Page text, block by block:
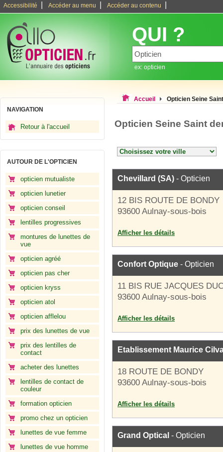
Accessibilité Accéder au menu Accéder au contenu
QUI ?
ex: opticien
NAVIGATION
Retour à l'accueil
AUTOUR DE L'OPTICIEN
opticien mutualiste
opticien lunetier
opticien conseil
lentilles progressives
montures de lunettes de
vue
opticien agréé
opticien pas cher
opticien kryss
opticien atol
opticien afflelou
prix des lunettes de vue
prix des lentilles de
contact
acheter des lunettes
lentilles de contact de
couleur
formation opticien
promo chez un opticien
lunettes de vue femme
lunettes de vue homme
Accueil Opticien Seine
Opticien Seine Saint
Chevillard (SA) - Opticien
12 BIS ROUTE DE BONDY
93600 Aulnay-sous-bois
Afficher les détails
Confort Optique - Opticien
11 BIS RUE JACQUES
93600 Aulnay-sous-bois
Afficher les détails
Etablissement Maurice
18 ROUTE DE BONDY
93600 Aulnay-sous-bois
Afficher les détails
Grand Optical - Opticien